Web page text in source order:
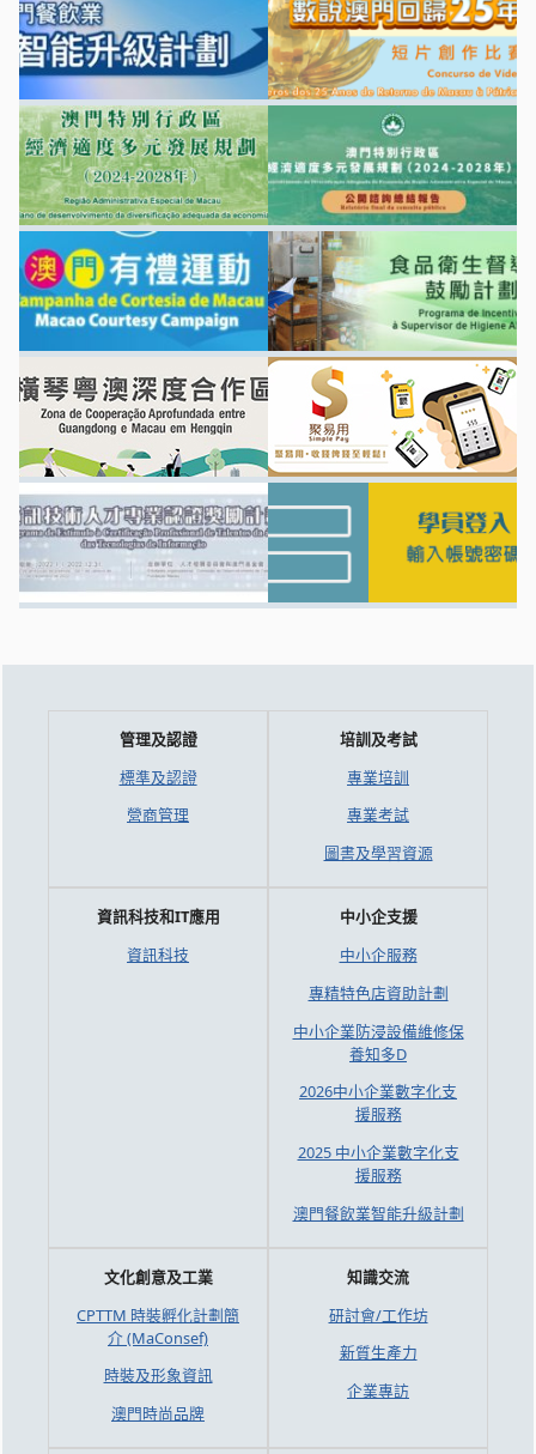
管理及認證
標準及認證
營商管理
培訓及考試
專業培訓
專業考試
圖書及學習資源
資訊科技和IT應用
資訊科技
中小企支援
中小企服務
專精特色店資助計劃
中小企業防浸設備維修保
養知多D
2026中小企業數字化支
援服務
2025 中小企業數字化支
援服務
澳門餐飲業智能升級計劃
文化創意及工業
CPTTM 時裝孵化計劃簡
介 (MaConsef)
時裝及形象資訊
澳門時尚品牌
知識交流
研討會/工作坊
新質生產力
企業專訪